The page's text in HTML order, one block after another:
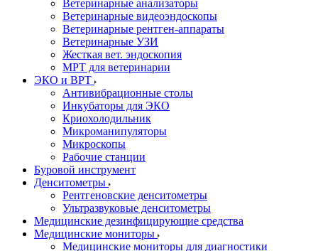
Ветеринарные анализаторы
Ветеринарные видеоэндоскопы
Ветеринарные рентген-аппараты
Ветеринарные УЗИ
Жесткая вет. эндоскопия
МРТ для ветеринарии
ЭКО и ВРТ
Антивибрационные столы
Инкубаторы для ЭКО
Криохолодильник
Микроманипуляторы
Микроскопы
Рабочие станции
Буровой инструмент
Денситометры
Рентгеновские денситометры
Ультразвуковые денситометры
Медицинские дезинфицирующие средства
Медицинские мониторы
Медицинские мониторы для диагностики